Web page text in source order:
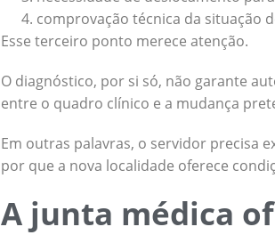
comprovação técnica da situação
Esse terceiro ponto merece atenção.
O diagnóstico, por si só, não garante
entre o quadro clínico e a mudança
Em outras palavras, o servidor precisa
por que a nova localidade oferece
A junta médica